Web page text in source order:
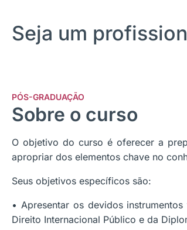
Seja um
PÓS-GRADUAÇÃO
Sobre o curso
O objetivo do curso é oferecer a
apropriar dos elementos chave no
Seus objetivos específicos são:
• Apresentar os devidos
Direito Internacional Público e da